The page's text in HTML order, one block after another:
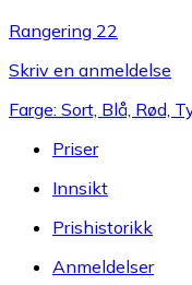
Rangering 22
Skriv en anmeldelse
Farge: Sort, Blå, Rød,
Priser
Innsikt
Prishistorikk
Anmeldelser